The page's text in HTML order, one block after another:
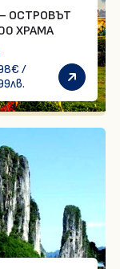
ОСТРОВЪТ
ХРАМА
€ /
лв.